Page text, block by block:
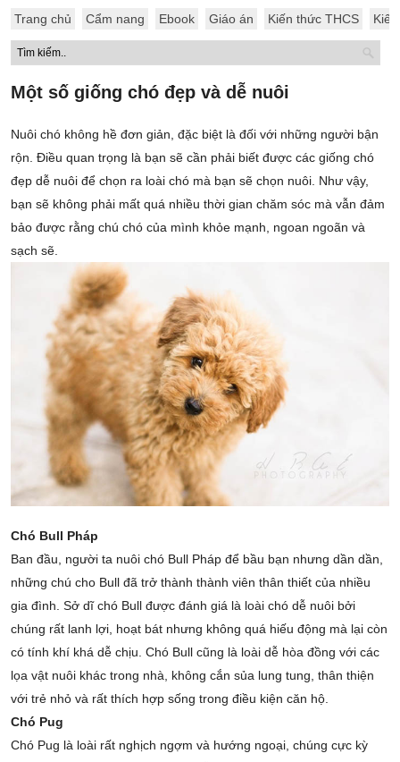
Trang chủ Cẩm nang Ebook Giáo án Kiến thức THCS
Một số giống chó đẹp và dễ nuôi
Nuôi chó không hề đơn giản, đặc biệt là đối với những người bận
rộn. Điều quan trọng là bạn sẽ cần phải biết được các giống chó
đẹp dễ nuôi để chọn ra loài chó mà bạn sẽ chọn nuôi. Như vậy,
bạn sẽ không phải mất quá nhiều thời gian chăm sóc mà vẫn đảm
bảo được rằng chú chó của mình khỏe mạnh, ngoan ngoãn và
sạch sẽ.
Chó Bull Pháp
Ban đầu, người ta nuôi chó Bull Pháp để bầu bạn nhưng dần dần,
những chú cho Bull đã trở thành thành viên thân thiết của nhiều
gia đình. Sở dĩ chó Bull được đánh giá là loài chó dễ nuôi bởi
chúng rất lanh lợi, hoạt bát nhưng không quá hiếu động mà lại còn
có tính khí khá dễ chịu. Chó Bull cũng là loài dễ hòa đồng với các
lọa vật nuôi khác trong nhà, không cắn sủa lung tung, thân thiện
với trẻ nhỏ và rất thích hợp sống trong điều kiện căn hộ.
Chó Pug
Chó Pug là loài rất nghịch ngợm và hướng ngoại, chúng cực kỳ